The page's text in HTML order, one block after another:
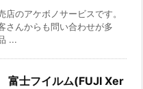
店のアケボノサービスです。
さんからも問い合わせが多
...
富士フイルム(FUJI Xer